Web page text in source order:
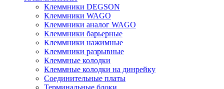
Клеммники DEGSON
Клеммники WAGO
Клеммники аналог WAGO
Клеммники барьерные
Клеммники нажимные
Клеммники разрывные
Клеммные колодки
Клеммные колодки на динрейку
Соединительные платы
Терминальные блоки